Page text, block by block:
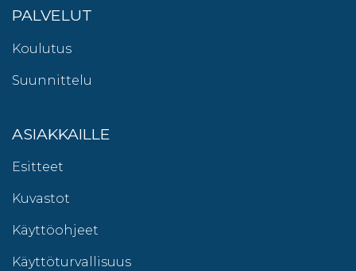
PALVELUT
Koulutus
Suunnittelu
ASIAKKAILLE
Esitteet
Kuvastot
Käyttöohjeet
Käyttöturvallisuus